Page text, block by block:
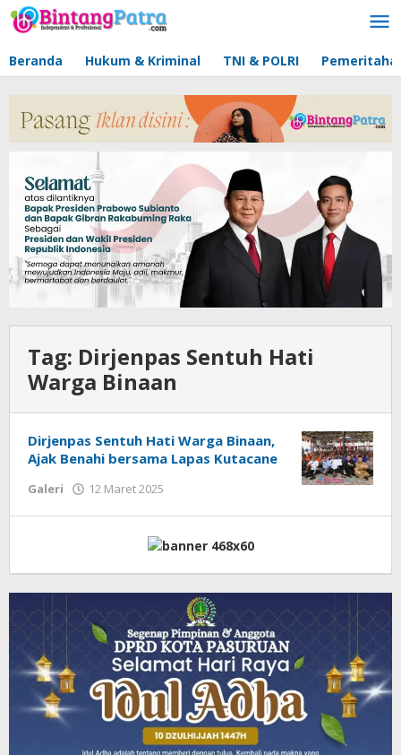
Lewati
ke
Beranda Hukum & Kriminal TNI & POLRI
Tag: Dirjenpas Sentuh Hati
Warga Binaan
Dirjenpas Sentuh Hati Warga Binaan,
Ajak Benahi bersama Lapas Kutacane
Galeri 12 Maret 2025